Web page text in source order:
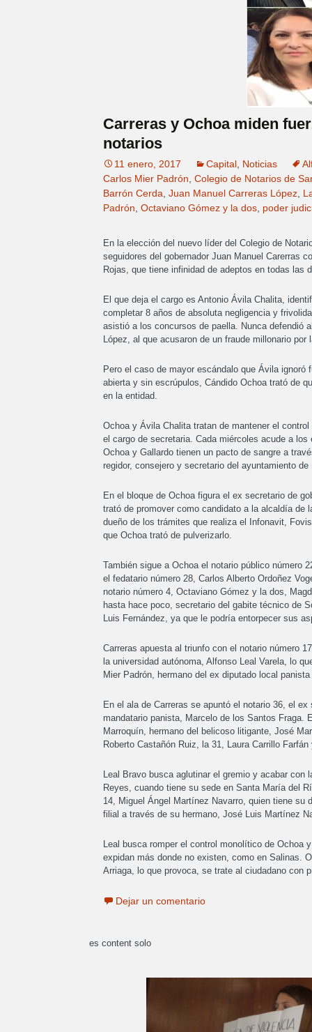
Carreras y Ochoa miden
notarios
11 enero, 2017 Capital Noticias
Carlos Mier Padrón Colegio de Notarios de
Barrón Cerda Juan Manuel Carreras López
Padrón Octaviano Gómez y la dos poder
En la elección del nuevo líder del Colegio de
seguidores del gobernador Juan Manuel Carerras
Rojas, que tiene infinidad de adeptos en todas
El que deja el cargo es Antonio Ávila Chalita,
completar 8 años de absoluta negligencia y
asistió a los concursos de paella. Nunca defendió
López, al que acusaron de un fraude millonario
Pero el caso de mayor escándalo que Ávila
abierta y sin escrúpulos, Cándido Ochoa trató de
en la entidad.
Ochoa y Ávila Chalita tratan de mantener el
el cargo de secretaria. Cada miércoles acude a
Ochoa y Gallardo tienen un pacto de sangre a
regidor, consejero y secretario del ayuntamiento
En el bloque de Ochoa figura el ex secretario de
trató de promover como candidato a la alcaldía
dueño de los trámites que realiza el Infonavit,
que Ochoa trató de pulverizarlo.
También sigue a Ochoa el notario público número
el fedatario número 28, Carlos Alberto Ordoñez
notario número 4, Octaviano Gómez y la dos,
hasta hace poco, secretario del gabite técnico de
Luis Fernández, ya que le podría entorpecer sus
Carreras apuesta al triunfo con el notario número
la universidad autónoma, Alfonso Leal Varela, lo
Mier Padrón, hermano del ex diputado local
En el ala de Carreras se apuntó el notario 36, el
mandatario panista, Marcelo de los Santos Fraga.
Marroquín, hermano del belicoso litigante, José
Roberto Castañón Ruiz, la 31, Laura Carrillo
Leal Bravo busca aglutinar el gremio y acabar
Reyes, cuando tiene su sede en Santa María del
14, Miguel Ángel Martínez Navarro, quien tiene su
filial a través de su hermano, José Luis Martínez
Leal busca romper el control monolítico de Ochoa
expidan más donde no existen, como en Salinas.
Arriaga, lo que provoca, se trate al ciudadano con
Dejar un comentario
es content solo